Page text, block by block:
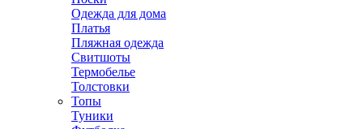
Одежда для дома
Платья
Пляжная одежда
Свитшоты
Термобелье
Толстовки
Топы
Туники